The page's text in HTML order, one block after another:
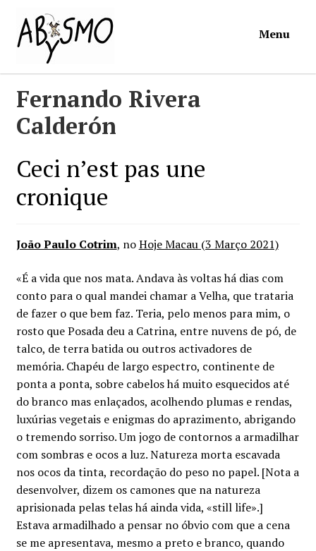
Ir
para
navegação
Saltar
para
conteúdo
Menu
Loja
Mymosa
Torpor
Contactos
Carrinho
Minha conta
Política de privacidade
Termos e Condições
Mapa do site
Fernando Rivera
Calderón
Ceci n’est pas une
cronique
João Paulo Cotrim, noHoje Macau (3 Março 2021)
«É a vida que nos mata. Andava às voltas há dias com
conto para o qual mandei chamar a Velha, que trataria
de fazer o que bem faz. Teria, pelo menos para mim, o
rosto que Posada deu a Catrina, entre nuvens de pó, de
talco, de terra batida ou outros activadores de
memória. Chapéu de largo espectro, continente de
ponta a ponta, sobre cabelos há muito esquecidos até
do branco mas enlaçados, acolhendo plumas e rendas,
luxúrias vegetais e enigmas do aprazimento, abrigando
o tremendo sorriso. Um jogo de contornos a armadilhar
com sombras e ocos a luz. Natureza morta escavada
nos ocos da tinta, recordação do peso no papel. [Nota a
desenvolver, dizem os camones que na natureza
aprisionada pelas telas há ainda vida, «still life».]
Estava armadilhado a pensar no óbvio com que a cena
se me apresentava, mesmo a preto e branco, quando